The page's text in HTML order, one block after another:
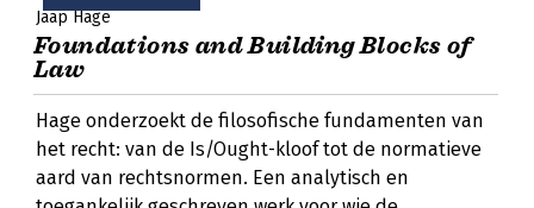
Jaap Hage
Foundations and Building Blocks of
Law
Hage onderzoekt de filosofische fundamenten van
het recht: van de Is/Ought-kloof tot de normatieve
aard van rechtsnormen. Een analytisch en